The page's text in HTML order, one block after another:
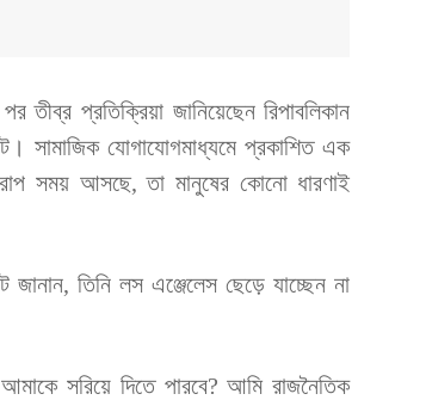
তীব্র প্রতিক্রিয়া জানিয়েছেন রিপাবলিকান
সামাজিক যোগাযোগমাধ্যমে প্রকাশিত এক
সময় আসছে, তা মানুষের কোনো ধারণাই
তিনি লস এঞ্জেলেস ছেড়ে যাচ্ছেন না
সরিয়ে দিতে পারবে? আমি রাজনৈতিক